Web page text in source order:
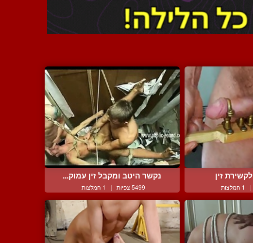
זין
| 1 המלצות
נקשר היטב ומקבל זין עמוק...
5499 צפיות | 1 המלצות